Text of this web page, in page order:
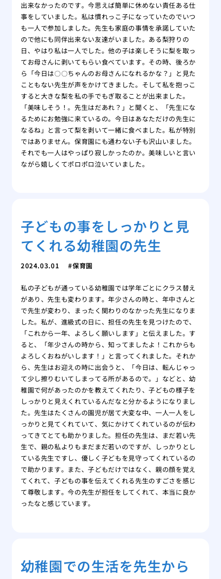
出来なかったのです。今思えば簡単に休めない責任ある仕
事をしていました。私は慣れっこ子になっていたのでいつ
も一人で参加しました。先生も家庭の事情を承諾していた
ので他にも同伴出来ない友達がいました。ある梨狩りの
日、やはり私は一人でした。他の子は楽しそうに梨を取っ
てお母さんに剥いてもらい食べています。その時、後ろか
ら「今日は〇〇ちゃんのお母さんになれるかな？」と見た
こともない先生が声をかけてきました。そして私を抱っこ
すると大きな梨を私の手でもぎ取ることが出来ました。
「美味しそう！。先生はだあれ？」と聞くと、「先生にな
るためにお勉強に来ているの。今日はあなただけの先生に
なるね」と言って梨を剥いて一緒に食べました。私が特別
ではありません。保育園にも通わない子も沢山いました。
それでも一人はやっぱり寂しかったのか。美味しいと言い
ながら嬉しくてポロポロ泣いていました。
子どもの事をしっかりと見
てくれる幼稚園の先生
2024.03.01 保育園
私の子どもが通っている幼稚園では学年ごとにクラス替え
があり、先生も変わります。年少さんの時と、年中さんと
で先生が変わり、まったく関わりのなかった先生になりま
した。私が、進級式の日に、担任の先生を見つけたので、
「これから一年、よろしく願いします」と伝えました。す
ると、「年少さんの時から、知ってましたよ！これからも
よろしくおねがいします！」と言ってくれました。それか
ら、先生はお迎えの時に出会うと、「今日は、転んじゃっ
て少し擦りむいてしまってる所があるので。」などと、幼
稚園で何があったのかを教えてくれたり、子どもの様子を
しっかりと見えくれているんだなと分かるようになりまし
た。先生はたくさんの園児が居て大変な中、一人一人をし
っかりと見てくれていて、気にかけてくれているのが伝わ
ってきてとても助かりました。担任の先生は、まだ若い先
生で、親の私よりもまだまだ若いのですが、しっかりとし
ている先生ですし、優しく子どもを見守ってくれているの
で助かります。また、子どもだけではなく、親の顔を覚え
てくれて、子どもの事を伝えてくれる先生のすごさを感じ
て尊敬します。今の先生が担任をしてくれて、本当に良か
ったなと感じています。
幼稚園での生活を先生から